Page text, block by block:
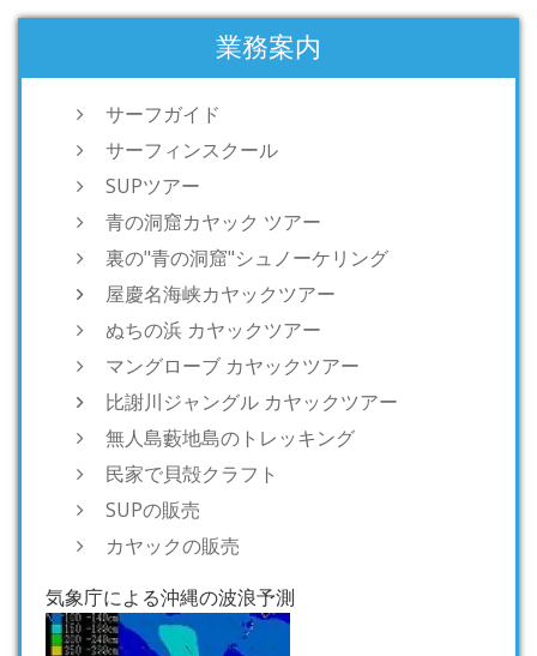
業務案内
サーフガイド
サーフィンスクール
SUPツアー
青の洞窟カヤック ツアー
裏の"青の洞窟"シュノーケリング
屋慶名海峡カヤックツアー
ぬちの浜 カヤックツアー
マングローブ カヤックツアー
比謝川ジャングル カヤックツアー
無人島藪地島のトレッキング
民家で貝殻クラフト
SUPの販売
カヤックの販売
気象庁による沖縄の波浪予測